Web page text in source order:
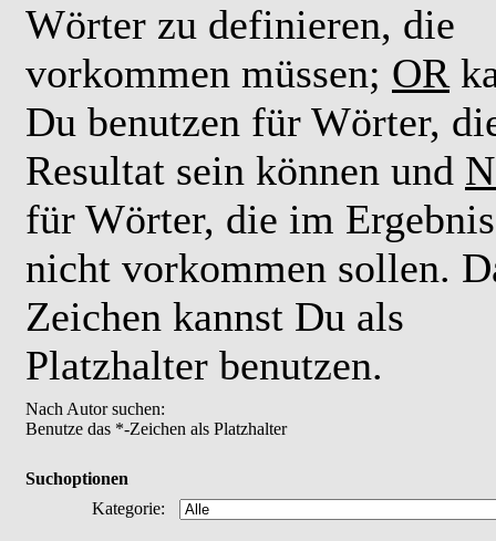
Wörter zu definieren, die
vorkommen müssen; OR
Du benutzen für Wörter,
Resultat sein können und
für Wörter, die im Ergebnis
nicht vorkommen sollen.
Zeichen kannst Du als
Platzhalter benutzen.
Nach Autor suchen:
Benutze das *-Zeichen als Platzhalter
Suchoptionen
Kategorie: